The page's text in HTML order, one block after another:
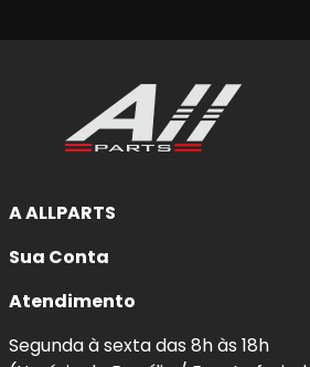
A ALLPARTS
Sua Conta
Atendimento
Segunda à sexta das 8h às 18h